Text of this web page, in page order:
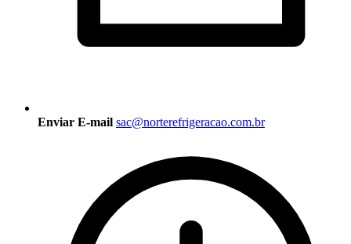
Enviar E-mail sac@norterefrigeracao.com.br